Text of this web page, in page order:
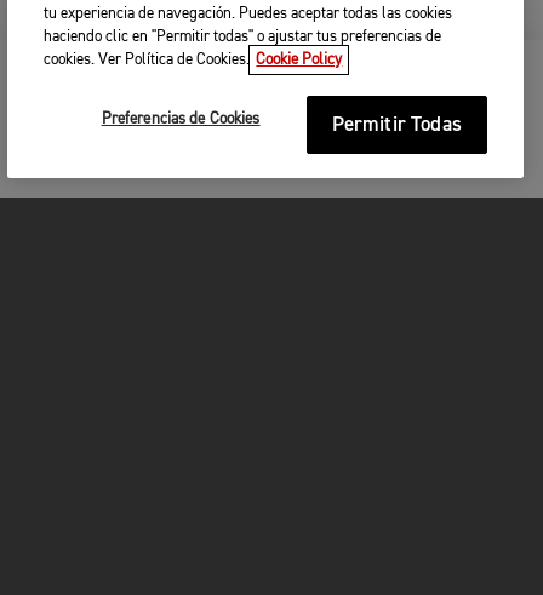
QUIERO ESTAR INFORMADO
tu experiencia de navegación. Puedes aceptar todas las cookies
haciendo clic en "Permitir todas" o ajustar tus preferencias de
cookies. Ver Política de Cookies. Cookie Policy
Preferencias de Cookies Permitir Todas